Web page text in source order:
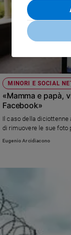
MINORI E SOCIAL
«Mamma e papà,
Facebook»
Il caso della diciottenne
di rimuovere le sue foto
Eugenio Arcidiacono